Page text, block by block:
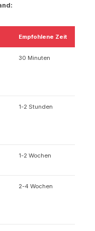
Empfohlene Zeit
30 Minuten
1-2 Stunden
1-2 Wochen
2-4 Wochen